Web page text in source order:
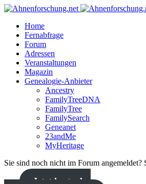
Home
Fernabfrage
Forum
Adressen
Veranstaltungen
Magazin
Genealogie-Anbieter
Ancestry
FamilyTreeDNA
FamilyTree
FamilySearch
Geneanet
23andMe
MyHeritage
Sie sind noch nicht im Forum
Jetzt kostenlos